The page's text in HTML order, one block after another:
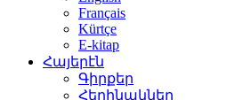
Français
Kürtçe
E-kitap
Հայերէն
Գիրքեր
Հեղինակներ